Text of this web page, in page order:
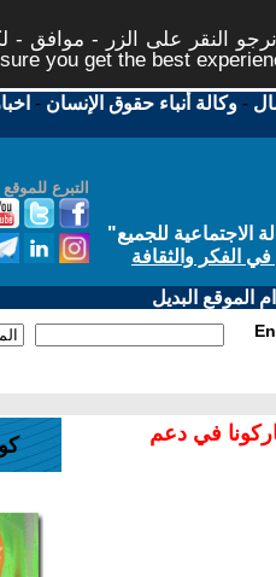
النقر على الزر - موافق -
you get the best
-وكالة أنباء حقوق الإنسان -
التبرع
للجميع"
الفكر والثقافة
الموقع البديل
في دعم